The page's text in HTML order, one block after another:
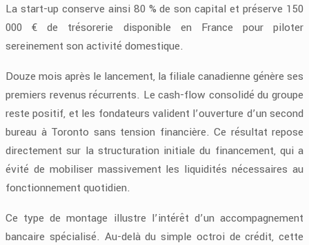
La start-up conserve ainsi 80 % de son capital et préserve 150
000 € de trésorerie disponible en France pour piloter
sereinement son activité domestique.
Douze mois après le lancement, la filiale canadienne génère ses
premiers revenus récurrents. Le cash-flow consolidé du groupe
reste positif, et les fondateurs valident l’ouverture d’un second
bureau à Toronto sans tension financière. Ce résultat repose
directement sur la structuration initiale du financement, qui a
évité de mobiliser massivement les liquidités nécessaires au
fonctionnement quotidien.
Ce type de montage illustre l’intérêt d’un accompagnement
bancaire spécialisé. Au-delà du simple octroi de crédit, cette